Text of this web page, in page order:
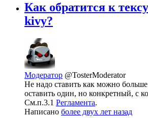
Как обратится к
kivy?
Модератор @TosterModerator
Не надо ставить как можно
оставить один, но конкретный, с
См.п.3.1 Регламента.
Написано более двух лет назад